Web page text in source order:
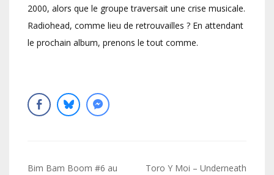
2000, alors que le groupe traversait une crise musicale.
Radiohead, comme lieu de retrouvailles ? En attendant
le prochain album, prenons le tout comme.
Navigation
Bim Bam Boom #6 au
Toro Y Moi – Underneath